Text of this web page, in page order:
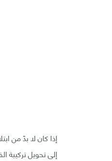
إذا كان لا بدّ من
إلى تحويل تركيبة